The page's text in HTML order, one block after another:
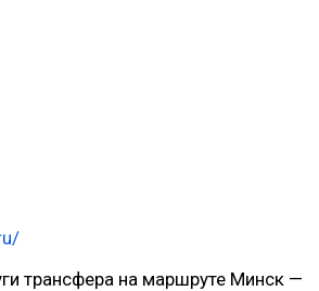
трансфера на маршруте Минск —